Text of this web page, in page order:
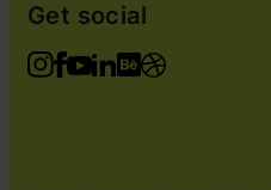
Get social